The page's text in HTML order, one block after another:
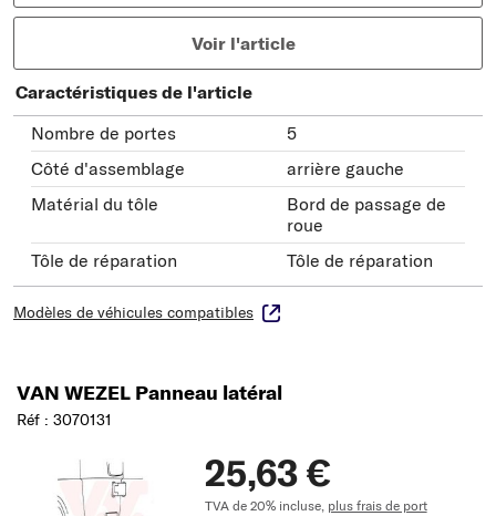
Voir l'article
Caractéristiques de l'article
Nombre de portes
5
Côté d'assemblage
arrière gauche
Matérial du tôle
Bord de passage de
roue
Tôle de réparation
Tôle de réparation
Modèles de véhicules compatibles
VAN WEZEL Panneau latéral
Réf : 3070131
25,63 €
TVA de 20% incluse, plus frais de port